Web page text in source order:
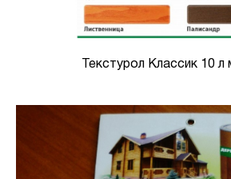
Текстурол Классик 10 л